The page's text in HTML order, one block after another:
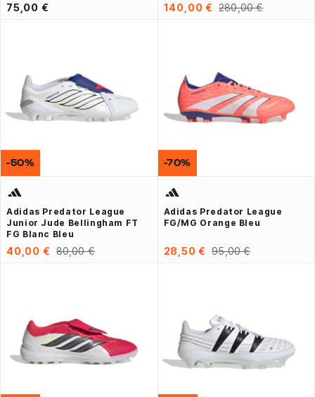
75,00 € 140,00 € 280,00 €
Adidas Predator League
Junior Jude Bellingham FT
FG Blanc Bleu
40,00 € 80,00 €
-50%
Adidas Predator League
FG/MG Orange Bleu
28,50 € 95,00 €
-70%